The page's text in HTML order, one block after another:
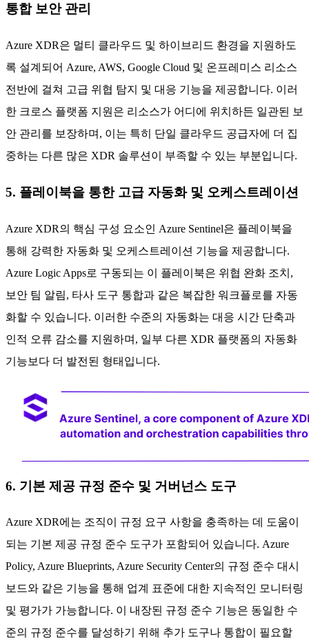
통합 보안 관리
Azure XDR은 멀티 클라우드 및 하이브리드 환경을 지원하도
록 설계되어 Azure, AWS, Google Cloud 및 온프레미스 리소스
전반에 걸쳐 고급 위협 탐지 및 대응 기능을 제공합니다. 이러
한 크로스 플랫폼 지원은 리소스가 어디에 위치하든 일관된 보
안 관리를 보장하며, 이는 특히 단일 클라우드 공급자에 더 집
중하는 다른 많은 XDR 솔루션이 부족할 수 있는 부분입니다.
5. 플레이북을 통한 고급 자동화 및 오케스트레이션
Azure XDR의 핵심 구성 요소인 Azure Sentinel은 플레이북을
통해 강력한 자동화 및 오케스트레이션 기능을 제공합니다.
Azure Logic Apps로 구동되는 이 플레이북은 위협 완화 조치,
보안 팀 알림, 타사 도구 통합과 같은 복잡한 워크플로를 자동
화할 수 있습니다. 이러한 수준의 자동화는 대응 시간 단축과
인적 오류 감소를 지원하며, 일부 다른 XDR 플랫폼의 자동화
기능보다 더 발전된 형태입니다.
6. 기본 제공 규정 준수 및 거버넌스 도구
Azure XDR에는 조직이 규정 요구 사항을 충족하는 데 도움이
되는 기본 제공 규정 준수 도구가 포함되어 있습니다. Azure
Policy, Azure Blueprints, Azure Security Center의 규정 준수 대시
보드와 같은 기능을 통해 업계 표준에 대한 지속적인 모니터링
및 평가가 가능합니다. 이 내장된 규정 준수 기능은 동일한 수
준의 규정 준수를 달성하기 위해 추가 도구나 통합이 필요할